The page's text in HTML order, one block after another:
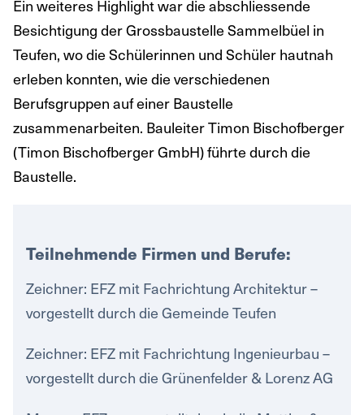
Ein weiteres Highlight war die abschliessende
Besichtigung der Grossbaustelle Sammelbüel in
Teufen, wo die Schülerinnen und Schüler hautnah
erleben konnten, wie die verschiedenen
Berufsgruppen auf einer Baustelle
zusammenarbeiten. Bauleiter Timon Bischofberger
(Timon Bischofberger GmbH) führte durch die
Baustelle.
Teilnehmende Firmen und Berufe:
Zeichner: EFZ mit Fachrichtung Architektur –
vorgestellt durch die Gemeinde Teufen
Zeichner: EFZ mit Fachrichtung Ingenieurbau –
vorgestellt durch die Grünenfelder & Lorenz AG